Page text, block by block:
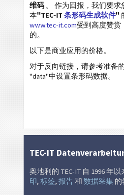
ISBN 码
Event 条码
维码 。 作为回报，我们要
本"TEC-IT 条形码生成软件"
www.tec-it.com受到高度赞赏
的。
以下是商业应用的价格。
对于反向链接，请参考准备
"data"中设置条形码数据。
TEC-IT
奥地利的 TEC-IT 自 1996 年
印, 标签, 报告和 数据采集 的